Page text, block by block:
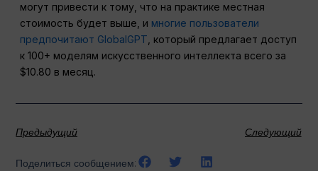
могут привести к тому, что на практике местная
стоимость будет выше, и многие пользователи
предпочитают GlobalGPT , который предлагает доступ
к 100+ моделям искусственного интеллекта всего за
$10.80 в месяц.
Предыдущий Следующий
Поделиться сообщением: